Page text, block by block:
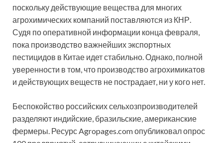
поскольку действующие вещества для многих
агрохимических компаний поставляются из КНР.
Судя по оперативной информации конца февраля,
пока производство важнейших экспортных
пестицидов в Китае идет стабильно. Однако, полной
уверенности в том, что производство агрохимикатов
и действующих веществ не пострадает, ни у кого нет.
Беспокойство российских сельхозпроизводителей
разделяют индийские, бразильские, американские
фермеры. Ресурс Agropages.com опубликовал опрос